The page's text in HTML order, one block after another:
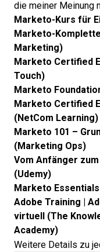
die meiner Meinung
Marketo-Kurs für
Marketo-
Marketing)
Marketo Certified
Touch)
Marketo
Marketo Certified
(NetCom Learning)
Marketo 101 –
(Marketing Ops)
Vom Anfänger
(Udemy)
Marketo
Adobe Training |
virtuell (The
Academy)
Weitere Details zu